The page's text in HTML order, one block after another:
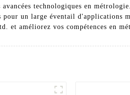
technologiques en
un large éventail d'applications
et améliorez vos compétences en